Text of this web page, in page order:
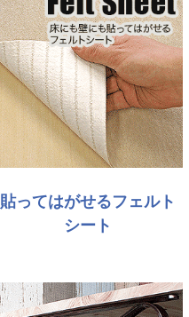
貼ってはがせるフェルト
シート